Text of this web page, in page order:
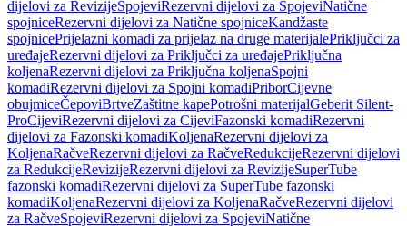
dijelovi za RevizijeSpojeviRezervni dijelovi za SpojeviNatične
spojniceRezervni dijelovi za Natične spojniceKandžaste
spojnicePrijelazni komadi za prijelaz na druge materijalePriključci za
uređajeRezervni dijelovi za Priključci za uređajePriključna
koljenaRezervni dijelovi za Priključna koljenaSpojni
komadiRezervni dijelovi za Spojni komadiPriborCijevne
obujmiceČepoviBrtveZaštitne kapePotrošni materijalGeberit Silent-
ProCijeviRezervni dijelovi za CijeviFazonski komadiRezervni
dijelovi za Fazonski komadiKoljenaRezervni dijelovi za
KoljenaRačveRezervni dijelovi za RačveRedukcijeRezervni dijelovi
za RedukcijeRevizijeRezervni dijelovi za RevizijeSuperTube
fazonski komadiRezervni dijelovi za SuperTube fazonski
komadiKoljenaRezervni dijelovi za KoljenaRačveRezervni dijelovi
za RačveSpojeviRezervni dijelovi za SpojeviNatične